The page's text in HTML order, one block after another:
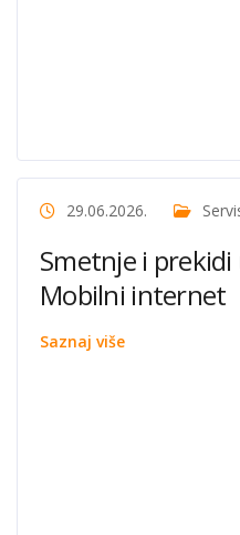
29.06.2026.
Smetnje i prekidi
Mobilni internet
Saznaj više